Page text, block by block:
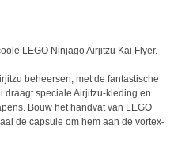
LEGO Ninjago Airjitzu Kai Flyer.
beheersen, met de fantastische
draagt speciale Airjitzu-kleding en
Bouw het handvat van LEGO
de capsule om hem aan de vortex-